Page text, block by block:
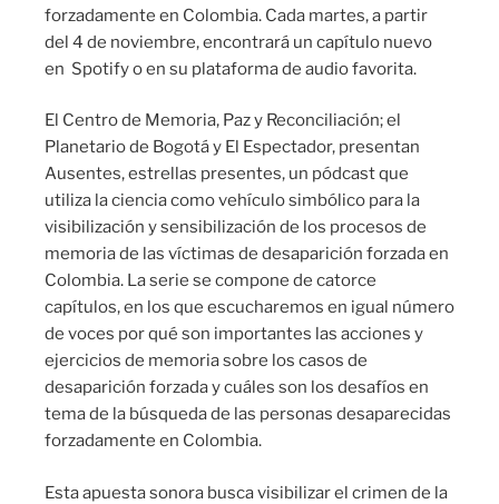
forzadamente en Colombia. Cada martes, a partir
del 4 de noviembre, encontrará un capítulo nuevo
en Spotify o en su plataforma de audio favorita.
El Centro de Memoria, Paz y Reconciliación; el
Planetario de Bogotá y El Espectador, presentan
Ausentes, estrellas presentes, un pódcast que
utiliza la ciencia como vehículo simbólico para la
visibilización y sensibilización de los procesos de
memoria de las víctimas de desaparición forzada en
Colombia. La serie se compone de catorce
capítulos, en los que escucharemos en igual número
de voces por qué son importantes las acciones y
ejercicios de memoria sobre los casos de
desaparición forzada y cuáles son los desafíos en
tema de la búsqueda de las personas desaparecidas
forzadamente en Colombia.
Esta apuesta sonora busca visibilizar el crimen de la